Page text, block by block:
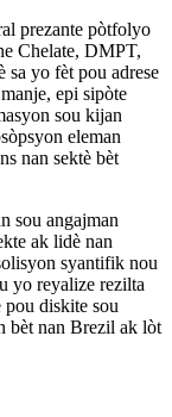
prezante pòtfolyo
Chelate, DMPT,
yo fèt pou adrese
epi sipòte
sou kijan
eleman
nan sektè bèt
sou angajman
ak lidè nan
syantifik nou
yo reyalize rezilta
pou diskite sou
bèt nan Brezil ak lòt